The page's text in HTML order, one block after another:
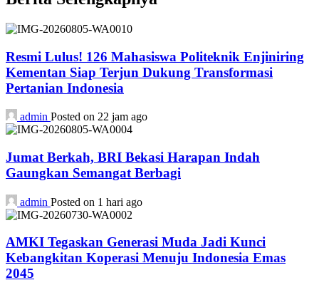
Resmi Lulus! 126 Mahasiswa Politeknik Enjiniring
Kementan Siap Terjun Dukung Transformasi
Pertanian Indonesia
admin Posted on 22 jam ago
Jumat Berkah, BRI Bekasi Harapan Indah
Gaungkan Semangat Berbagi
admin Posted on 1 hari ago
AMKI Tegaskan Generasi Muda Jadi Kunci
Kebangkitan Koperasi Menuju Indonesia Emas
2045